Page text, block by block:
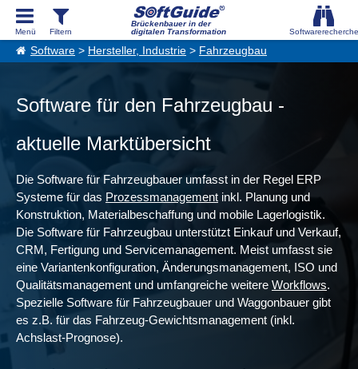
Brückenbauer in der
digitalen Transformation
Software > Hersteller, Industrie > Fahrzeugbau
Software für den Fahrzeugbau -
aktuelle Marktübersicht
Die Software für Fahrzeugbauer umfasst in der Regel ERP
Systeme für das Prozessmanagement inkl. Planung und
Konstruktion, Materialbeschaffung und mobile Lagerlogistik.
Die Software für Fahrzeugbau unterstützt Einkauf und Verkauf,
CRM, Fertigung und Servicemanagement. Meist umfasst sie
eine Variantenkonfiguration, Änderungsmanagement, ISO und
Qualitätsmanagement und umfangreiche weitere Workflows.
Spezielle Software für Fahrzeugbauer und Waggonbauer gibt
es z.B. für das Fahrzeug-Gewichtsmanagement (inkl.
Achslast-Prognose).